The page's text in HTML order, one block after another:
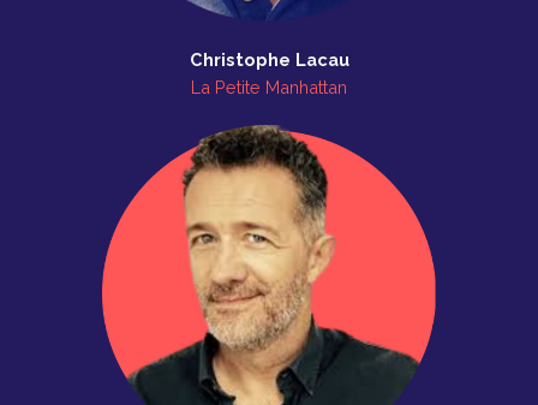
Christophe Lacau
La Petite Manhattan